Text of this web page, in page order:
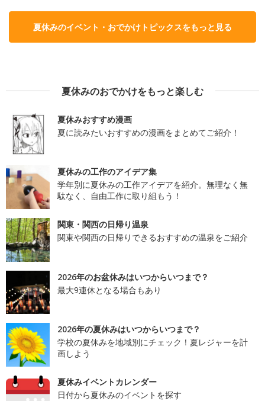
夏休みのイベント・おでかけトピックスをもっと見る
夏休みのおでかけをもっと楽しむ
夏休みおすすめ漫画
夏に読みたいおすすめの漫画をまとめてご紹介！
夏休みの工作のアイデア集
学年別に夏休みの工作アイデアを紹介。無理なく無
駄なく、自由工作に取り組もう！
関東・関西の日帰り温泉
関東や関西の日帰りできるおすすめの温泉をご紹介
2026年のお盆休みはいつからいつまで？
最大9連休となる場合もあり
2026年の夏休みはいつからいつまで？
学校の夏休みを地域別にチェック！夏レジャーを計
画しよう
夏休みイベントカレンダー
日付から夏休みのイベントを探す